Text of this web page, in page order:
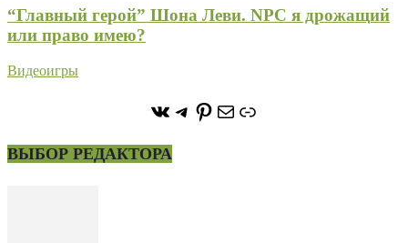
“Главный герой” Шона Леви. NPC я дрожащий
или право имею?
Видеоигры
https://vk.com/
https://t.me/stoneforest
https://
ПочтаСсылка
ВЫБОР РЕДАКТОРА